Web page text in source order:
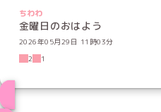
ちわわ
金曜日のおはよう
2026年05月29日 11時03分
2
1